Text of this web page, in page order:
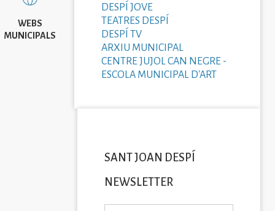
WEBS
MUNICIPALS
DESPÍ JOVE
TEATRES DESPÍ
DESPÍ TV
ARXIU MUNICIPAL
CENTRE JUJOL CAN NEGRE -
ESCOLA MUNICIPAL D'ART
SANT JOAN DESPÍ
NEWSLETTER